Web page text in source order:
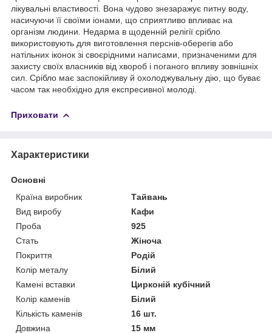
лікувальні властивості. Вона чудово знезаражує питну воду,
насичуючи її своїми іонами, що сприятливо впливає на
організм людини. Недарма в щоденній релігії срібло
використовують для виготовлення перснів-оберегів або
натільних іконок зі своєрідними написами, призначеними для
захисту своїх власників від хвороб і поганого впливу зовнішніх
сил. Срібло має заспокійливу й охолоджувальну дію, що буває
часом так необхідно для експресивної молоді.
Приховати
Характеристики
Основні
Країна виробник
Тайвань
Вид виробу
Кафи
Проба
925
Стать
Жіноча
Покриття
Родій
Колір металу
Білий
Камені вставки
Цирконій кубічний
Колір каменів
Білий
Кількість каменів
16 шт.
Довжина
15 мм